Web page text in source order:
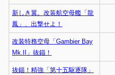
新しき翼。改装航空母艦「龍
鳳」、出撃せよ！
改装特務空母「Gambier Bay
Mk.II」抜錨！
抜錨！精強「第十五駆逐隊」